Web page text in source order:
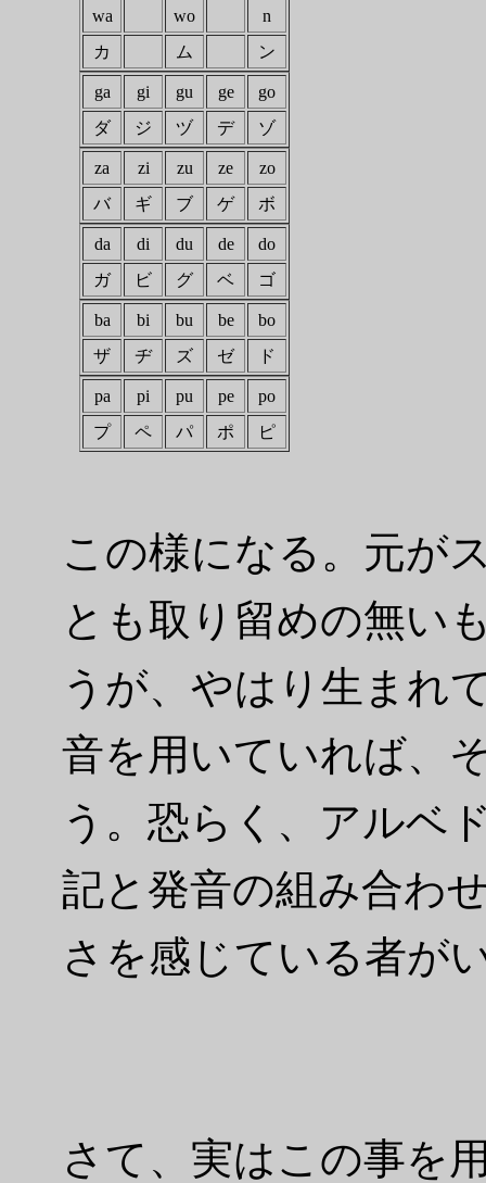
wa wo
n
カ
ム ン
ga gi gu ge
go
ダ
ジ ヅ デ ゾ
za zi zu ze
zo
バ
ギ ブ ゲ ボ
da di du de
do
ガ
ビ グ ベ ゴ
ba bi bu be
bo
ザ
ヂ ズ ゼ ド
pa pi pu pe
po
プ
ペ パ ポ ピ
この様になる。元が
とも取り留めの無い
うが、やはり生まれ
音を用いていれば、
う。恐らく、アルベ
記と発音の組み合わ
さを感じている者が
さて、実はこの事を